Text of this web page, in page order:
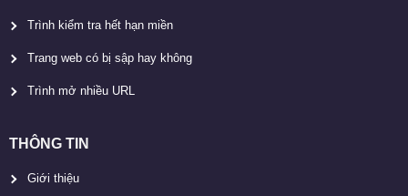
Trình kiểm tra hết hạn miền
Trang web có bị sập hay không
Trình mở nhiều URL
THÔNG TIN
Giới thiệu